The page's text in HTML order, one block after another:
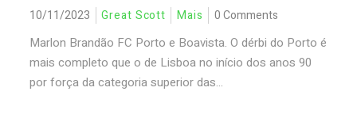
10/11/2023 Great Scott Mais 0 Comments
Marlon Brandão FC Porto e Boavista. O dérbi do Porto é
mais completo que o de Lisboa no início dos anos 90
por força da categoria superior das...